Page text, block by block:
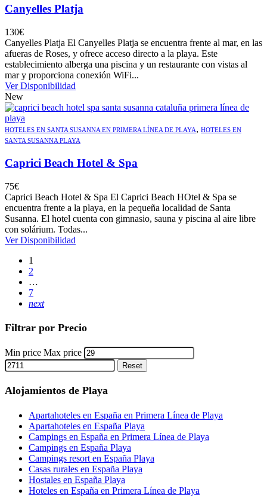
Canyelles Platja
130€
Canyelles Platja El Canyelles Platja se encuentra frente al mar, en las
afueras de Roses, y ofrece acceso directo a la playa. Este
establecimiento alberga una piscina y un restaurante con vistas al
mar y proporciona conexión WiFi...
Ver Disponibilidad
New
HOTELES EN SANTA SUSANNA EN PRIMERA LÍNEA DE PLAYA, HOTELES EN
SANTA SUSANNA PLAYA
Caprici Beach Hotel & Spa
75€
Caprici Beach Hotel & Spa El Caprici Beach HOtel & Spa se
encuentra frente a la playa, en la pequeña localidad de Santa
Susanna. El hotel cuenta con gimnasio, sauna y piscina al aire libre
con solárium. Todas...
Ver Disponibilidad
1
2
…
7
next
Filtrar por Precio
Min price Max price
Reset
Alojamientos de Playa
Apartahoteles en España en Primera Línea de Playa
Apartahoteles en España Playa
Campings en España en Primera Línea de Playa
Campings en España Playa
Campings resort en España Playa
Casas rurales en España Playa
Hostales en España Playa
Hoteles en España en Primera Línea de Playa